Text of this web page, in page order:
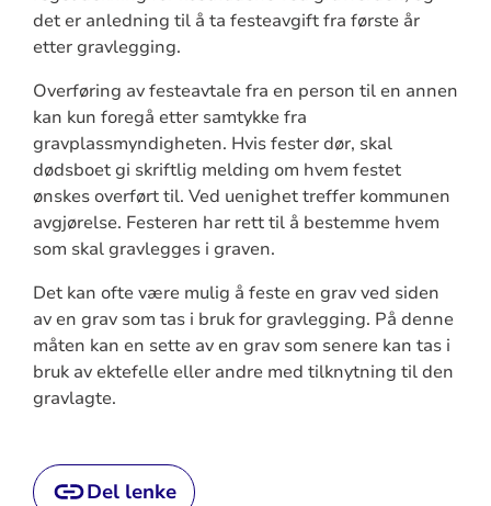
det er anledning til å ta festeavgift fra første år
etter gravlegging.
Overføring av festeavtale fra en person til en annen
kan kun foregå etter samtykke fra
gravplassmyndigheten. Hvis fester dør, skal
dødsboet gi skriftlig melding om hvem festet
ønskes overført til. Ved uenighet treffer kommunen
avgjørelse. Festeren har rett til å bestemme hvem
som skal gravlegges i graven.
Det kan ofte være mulig å feste en grav ved siden
av en grav som tas i bruk for gravlegging. På denne
måten kan en sette av en grav som senere kan tas i
bruk av ektefelle eller andre med tilknytning til den
gravlagte.
Del lenke